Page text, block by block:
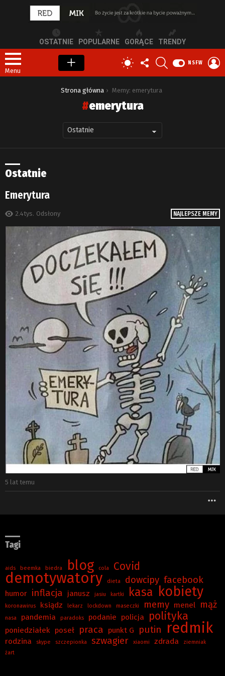
OSTATNIE POPULARNE GORĄCE TRENDY
Menu
PRZEŁĄCZ
SKÓRKĘ
OBSERWUJ
NAS
NSFW
Strona główna Memy: emerytura
emerytura
Ostatnie
NAJLEPSZE MEMY
Emerytura
2.4tys. Odsłony
5 lat temu
Tagi
aids beemka biedra blog cola Covid
demotywatory dieta dowcipy facebook
humor inflacja janusz jasiu kartki kasa kobiety
koronawirus ksiądz lekarz lockdown maseczki memy menel mąż
nasa pandemia paradoks podanie policja polityka
poniedziałek poseł praca punkt G putin redmik
rodzina skype szczepionka szwagier xiaomi zdrada
ziemniak
żart